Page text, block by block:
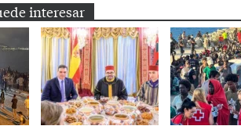
interesar